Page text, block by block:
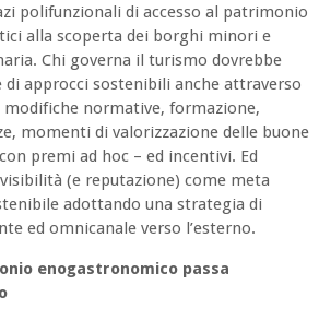
polifunzionali di accesso al patrimonio
alla scoperta dei borghi minori e
Chi governa il turismo dovrebbe
di approcci sostenibili anche attraverso
normative, formazione,
momenti di valorizzazione delle buone
premi ad hoc – ed incentivi. Ed
(e reputazione) come meta
adottando una strategia di
ed omnicanale verso l’esterno.
enogastronomico passa